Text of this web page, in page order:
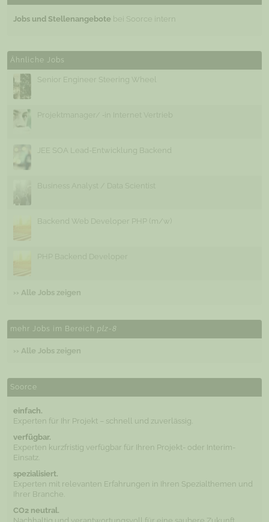
Jobs und Stellenangebote bei Soorce intern
Ähnliche Jobs
Senior Engineer Steering Wheel
Projektmanager/ ‐in Internet Vertrieb
JEE SOA Lead-Entwicklung Backend
Business Analyst / Data Scientist
Backend Web Developer PHP (m/w)
PHP Backend Developer
›› Alle Jobs zeigen
mehr Jobs im Bereich plz-8
›› Alle Jobs zeigen
Soorce
einfach.
Experten für Ihr Projekt – schnell und zuverlässig.
verfügbar.
Experten kurzfristig verfügbar für Ihren Projekt- oder Interim-
Einsatz.
spezialisiert.
Experten mit relevanten Erfahrungen in Ihren Spezialthemen und
Ihrer Branche.
CO2 neutral.